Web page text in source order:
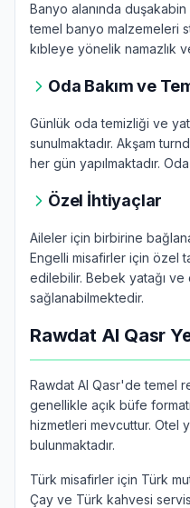
Banyo alanında
temel banyo malzemeleri
kıbleye yönelik namazlık
Oda Bakım ve
Günlük oda temizliği ve
sunulmaktadır. Akşam
her gün yapılmaktadır.
Özel İhtiyaçlar
Aileler için birbirine
Engelli misafirler için özel
edilebilir. Bebek yatağı
sağlanabilmektedir.
Rawdat Al Qasr
Rawdat Al Qasr'de temel
genellikle açık büfe
hizmetleri mevcuttur. Otel
bulunmaktadır.
Türk misafirler için Türk
Çay ve Türk kahvesi